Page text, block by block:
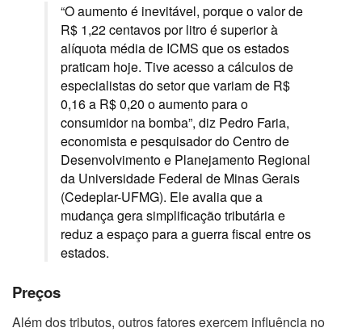
“O aumento é inevitável, porque o valor de
R$ 1,22 centavos por litro é superior à
alíquota média de ICMS que os estados
praticam hoje. Tive acesso a cálculos de
especialistas do setor que variam de R$
0,16 a R$ 0,20 o aumento para o
consumidor na bomba”, diz Pedro Faria,
economista e pesquisador do Centro de
Desenvolvimento e Planejamento Regional
da Universidade Federal de Minas Gerais
(Cedeplar-UFMG). Ele avalia que a
mudança gera simplificação tributária e
reduz a espaço para a guerra fiscal entre os
estados.
Preços
Além dos tributos, outros fatores exercem influência no